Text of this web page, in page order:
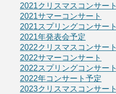
2021クリスマスコンサート
2021サマーコンサート
2021スプリングコンサート
2021年発表会予定
2022クリスマスコンサート
2022サマーコンサート
2022スプリングコンサート
2022年コンサート予定
2023クリスマスコンサート